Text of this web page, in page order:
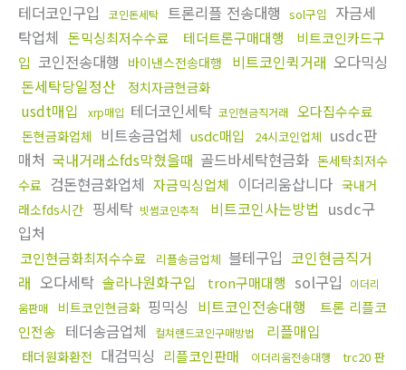
테더코인구입
코인돈세탁 트론리플 전송대행 sol구입
자금세
탁업체 돈믹싱최저수수료 테더트론구매대행
비트코인카드구
입 코인전송대행 바이낸스전송대행 비트코인퀵거래 오다믹싱
돈세탁당일정산
정치자금현금화
usdt매입 xrp매입 테더코인세탁 코인현금직거래 오다집수수료
돈현금화업체 비트송금업체 usdc매입 24시코인업체 usdc판
매처 국내거래소fds막혔을때 골드바세탁현금화 돈세탁최저수
수료 검돈현금화업체 자금믹싱업체 이더리움삽니다 국내거
래소fds시간 핑세탁 빗썸코인추적 비트코인사는방법 usdc구
입처
코인현금화최저수수료 리플송금업체 블테구입 코인현금직거
래 오다세탁 솔라나원화구입 tron구매대행 sol구입
이더리
움판매
비트코인현금화 핑믹싱 비트코인전송대행
트론 리플코
인전송 테더송금업체 컬쳐랜드코인구매방법 리플매입
태더원화환전 대검믹싱 리플코인판매 이더리움전송대행
trc20 판